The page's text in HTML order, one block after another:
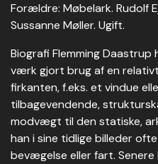
Forældre: Møbelark. Rudolf
Sussanne Møller. Ugift.
Biografi Flemming
værk gjort brug af en
firkanten, f.eks. et vindue
tilbagevendende,
modvægt til den statiske,
han i sine tidlige billeder
bevægelse eller fart.